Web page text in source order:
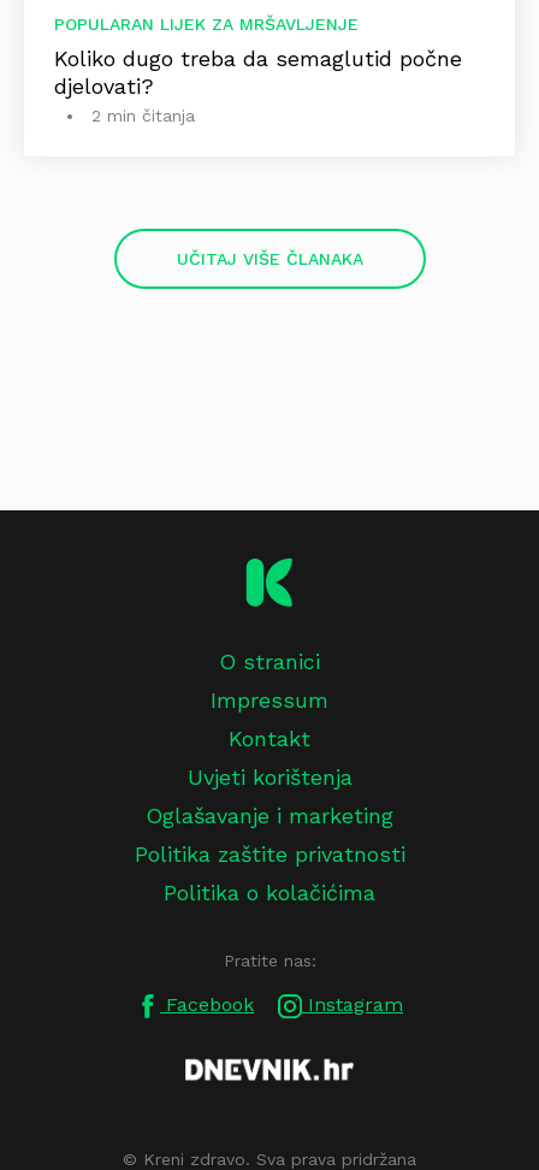
POPULARAN LIJEK ZA MRŠAVLJENJE
Koliko dugo treba da semaglutid počne
djelovati?
2 min čitanja
UČITAJ VIŠE ČLANAKA
O stranici
Impressum
Kontakt
Uvjeti korištenja
Oglašavanje i marketing
Politika zaštite privatnosti
Politika o kolačićima
Pratite nas:
Facebook Instagram
© Kreni zdravo. Sva prava pridržana